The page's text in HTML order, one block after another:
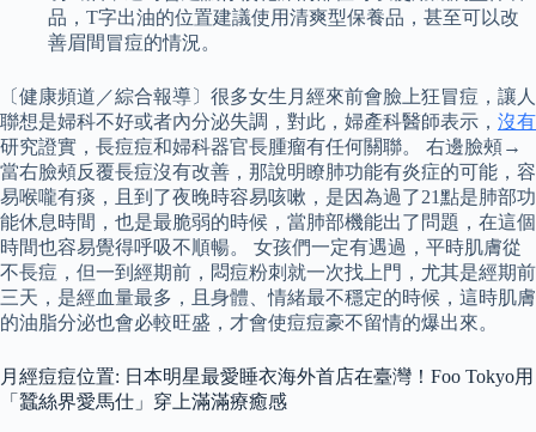
品，T字出油的位置建議使用清爽型保養品，甚至可以改
善眉間冒痘的情況。
〔健康頻道／綜合報導〕很多女生月經來前會臉上狂冒痘，讓人
聯想是婦科不好或者內分泌失調，對此，婦產科醫師表示， 沒有
研究證實，長痘痘和婦科器官長腫瘤有任何關聯。 右邊臉頰→
當右臉頰反覆長痘沒有改善，那說明瞭肺功能有炎症的可能，容
易喉嚨有痰，且到了夜晚時容易咳嗽，是因為過了21點是肺部功
能休息時間，也是最脆弱的時候，當肺部機能出了問題，在這個
時間也容易覺得呼吸不順暢。 女孩們一定有遇過，平時肌膚從
不長痘，但一到經期前，悶痘粉刺就一次找上門，尤其是經期前
三天，是經血量最多，且身體、情緒最不穩定的時候，這時肌膚
的油脂分泌也會必較旺盛，才會使痘痘豪不留情的爆出來。
月經痘痘位置: 日本明星最愛睡衣海外首店在臺灣！Foo Tokyo用
「蠶絲界愛馬仕」穿上滿滿療癒感